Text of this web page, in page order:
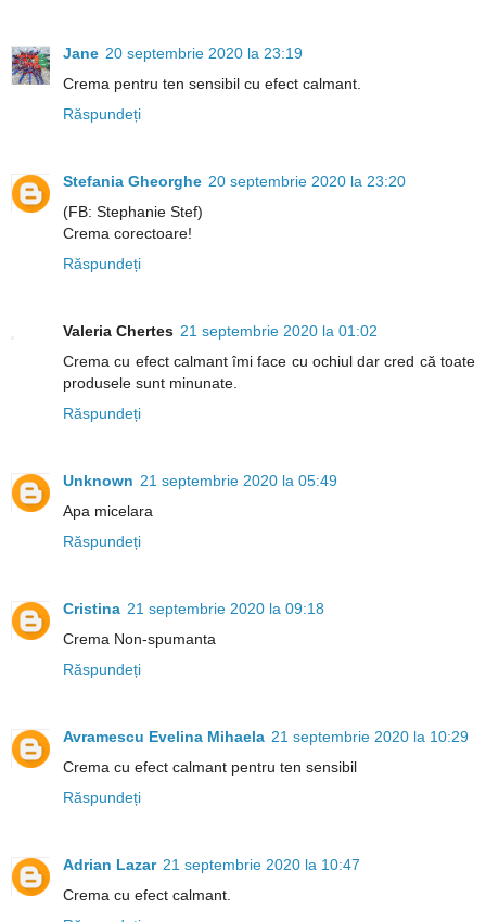
Jane 20 septembrie 2020 la 23:19
Crema pentru ten sensibil cu efect calmant.
Răspundeți
Stefania Gheorghe 20 septembrie 2020 la 23:20
(FB: Stephanie Stef)
Crema corectoare!
Răspundeți
Valeria Chertes 21 septembrie 2020 la 01:02
Crema cu efect calmant îmi face cu ochiul dar cred că toate
produsele sunt minunate.
Răspundeți
Unknown 21 septembrie 2020 la 05:49
Apa micelara
Răspundeți
Cristina 21 septembrie 2020 la 09:18
Crema Non-spumanta
Răspundeți
Avramescu Evelina Mihaela 21 septembrie 2020 la 10:29
Crema cu efect calmant pentru ten sensibil
Răspundeți
Adrian Lazar 21 septembrie 2020 la 10:47
Crema cu efect calmant.